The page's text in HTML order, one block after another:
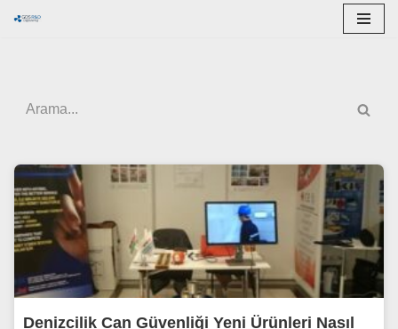
Denizcilik Can Güvenliği Yeni Ürünleri Nasıl